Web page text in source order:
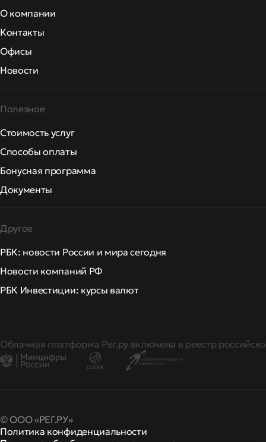
О компании
Контакты
Офисы
Новости
Полезное
Стоимость услуг
Способы оплаты
Бонусная программа
Документы
Другое
РБК: новости России и мира сегодня
Новости компаний РФ
РБК Инвестиции: курсы валют
Облачная платформа Рег.ру включена в реестр
© ООО «РЕГ.РУ»
Политика конфиденциальности